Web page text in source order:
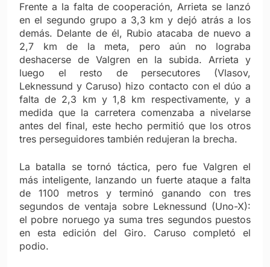
Frente a la falta de cooperación, Arrieta se lanzó
en el segundo grupo a 3,3 km y dejó atrás a los
demás. Delante de él, Rubio atacaba de nuevo a
2,7 km de la meta, pero aún no lograba
deshacerse de Valgren en la subida. Arrieta y
luego el resto de persecutores (Vlasov,
Leknessund y Caruso) hizo contacto con el dúo a
falta de 2,3 km y 1,8 km respectivamente, y a
medida que la carretera comenzaba a nivelarse
antes del final, este hecho permitió que los otros
tres perseguidores también redujeran la brecha.
La batalla se tornó táctica, pero fue Valgren el
más inteligente, lanzando un fuerte ataque a falta
de 1100 metros y terminó ganando con tres
segundos de ventaja sobre Leknessund (Uno-X):
el pobre noruego ya suma tres segundos puestos
en esta edición del Giro. Caruso completó el
podio.